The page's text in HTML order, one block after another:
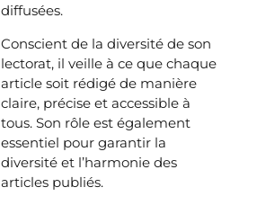
diffusées.
Conscient de la diversité de son
lectorat, il veille à ce que chaque
article soit rédigé de manière
claire, précise et accessible à
tous. Son rôle est également
essentiel pour garantir la
diversité et l’harmonie des
articles publiés.